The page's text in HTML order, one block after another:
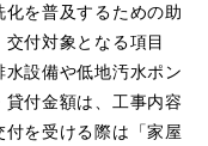
を普及するための助
付対象となる項目
設備や低地汚水ポン
付金額は、工事内容
を受ける際は「家屋